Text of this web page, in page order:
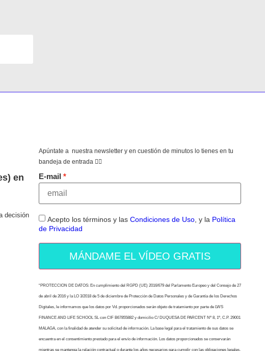
en
decisión
Apúntate a nuestra newsletter y en cuestión de minutos lo tienes en tu
bandeja de entrada 👇🏻
E-mail
Acepto los términos y las Condiciones de Uso, y la Política
de Privacidad
MÁNDAME EL VÍDEO GRATIS
“PROTECCION DE DATOS: En cumplimiento del RGPD (UE) 2016/679 del Parlamento Europeo y del Consejo de 27
de abril de 2016 y la LO 3/2018 de 5 de diciembre de Protección de Datos Personales y de Garantía de los Derechos
Digitales, le informamos que los datos por Vd. proporcionados serán objeto de tratamiento por parte de LWS
FINANCE AND LIFE SCHOOL SL con CIF B67855882 y domicilio C/ DUQUESA DE PARCENT Nº 8, 1º, C.P. 29001
MALAGA, con la finalidad de atender su solicitud de información. La base legal para el tratamiento de sus datos se
encuentra en el consentimiento prestado para el envío de información. Los datos proporcionados se conservarán
mientras se mantenga la relación contractual o durante los años necesarios para cumplir con las obligaciones legales.